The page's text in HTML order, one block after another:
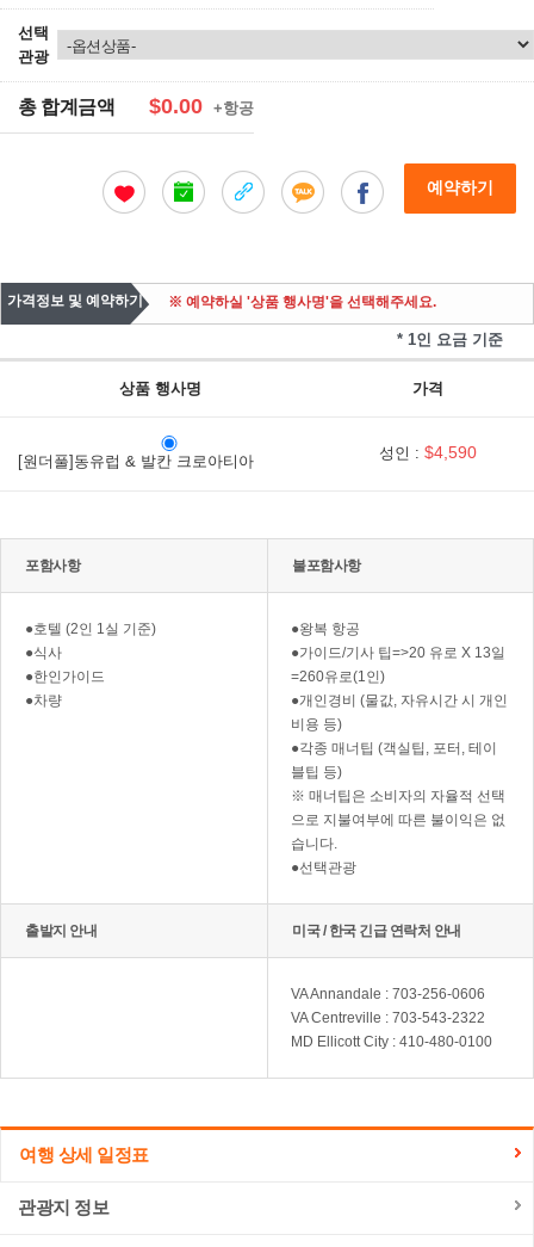
선택
관광
총 합계금액 $0.00 +항공
예약하기
가격정보 및 예약하기 ※ 예약하실 '상품 행사명'을 선택해주세요.
* 1인 요금 기준
상품 행사명 가격
[원더풀]동유럽 & 발칸 크로아티아 성인 : $4,590
포함사항
●호텔 (2인 1실 기준)
●식사
●한인가이드
●차량
불포함사항
●왕복 항공
●가이드/기사 팁=>20 유로 X 13일
=260유로(1인)
●개인경비 (물값, 자유시간 시 개인
비용 등)
●각종 매너팁 (객실팁, 포터, 테이
블팁 등)
※ 매너팁은 소비자의 자율적 선택
으로 지불여부에 따른 불이익은 없
습니다.
●선택관광
출발지 안내 미국 / 한국 긴급 연락처 안내
VA Annandale : 703-256-0606
VA Centreville : 703-543-2322
MD Ellicott City : 410-480-0100
여행 상세 일정표
관광지 정보